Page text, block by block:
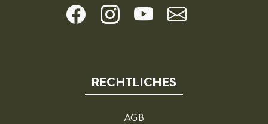
RECHTLICHES
AGB